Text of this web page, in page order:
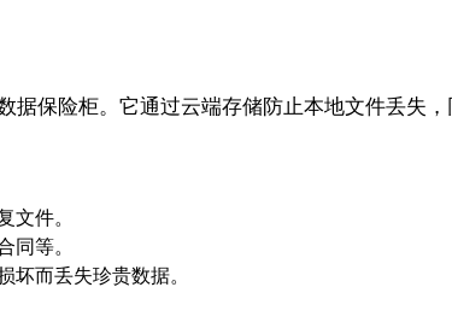
据保险柜。它通过云端存储防止本地文件丢失
文件。
同等。
坏而丢失珍贵数据。